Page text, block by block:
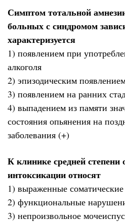
Симптом тотальной
больных с синдромом
характеризуется
1) появлением при
алкоголя
2) эпизодическим
3) появлением на ранних
4) выпадением из памяти
состояния опьянения на
заболевания (+)
К клинике средней степени
интоксикации относят
1) выраженные соматические
2) функциональные
3) непроизвольное